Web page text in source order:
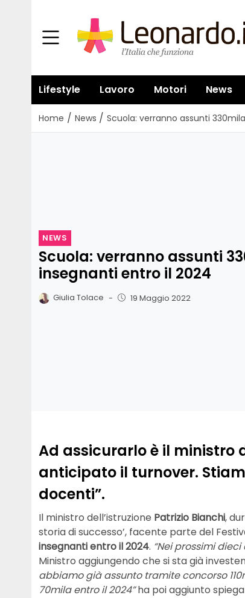
Lifestyle Lavoro Motori News
Home / News / Scuola: verranno assunti
NEWS
Scuola: verranno assunti
insegnanti entro il 2024
Giulia Tolace - 19 Maggio 2022
Ad assicurarlo è il ministro
anticipato il turnover.
docenti”.
Il ministro dell’istruzione Patrizio Bianchi,
storia di successo’, facente parte del
insegnanti entro il 2024. “Nei prossimi
Ministro aggiungendo che si sta già
abbiamo già assunto tramite concorso
70mila entro il 2024”ha poi aggiunto